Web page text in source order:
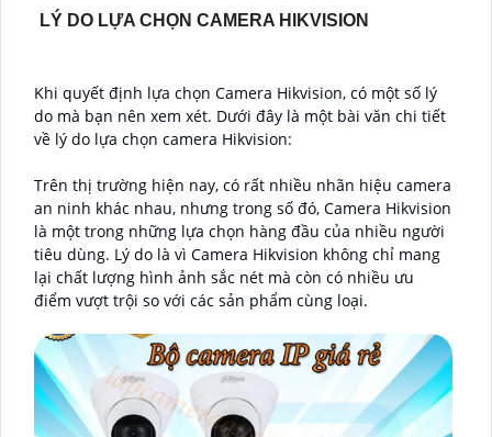
LÝ DO LỰA CHỌN CAMERA HIKVISION
Khi quyết định lựa chọn Camera Hikvision, có một số lý
do mà bạn nên xem xét. Dưới đây là một bài văn chi tiết
về lý do lựa chọn camera Hikvision:
Trên thị trường hiện nay, có rất nhiều nhãn hiệu camera
an ninh khác nhau, nhưng trong số đó, Camera Hikvision
là một trong những lựa chọn hàng đầu của nhiều người
tiêu dùng. Lý do là vì Camera Hikvision không chỉ mang
lại chất lượng hình ảnh sắc nét mà còn có nhiều ưu
điểm vượt trội so với các sản phẩm cùng loại.